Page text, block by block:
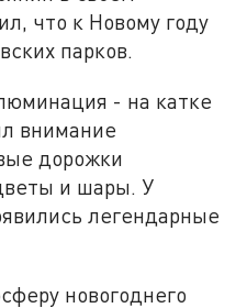
что к Новому году
парков.
- на катке
внимание
дорожки
и шары. У
легендарные
новогоднего